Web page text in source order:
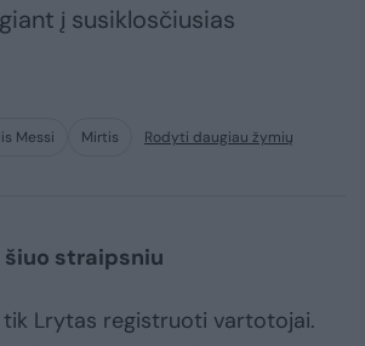
į susiklosčiusias
Messi Mirtis Rodyti daugiau žymių
straipsniu
Lrytas registruoti vartotojai.